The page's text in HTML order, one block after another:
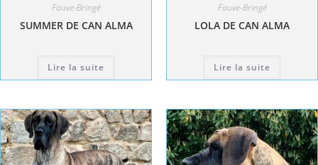
Fauve-Bringé
SUMMER DE CAN ALMA
Lire la suite
Fauve-Bringé
LOLA DE CAN ALMA
Lire la suite